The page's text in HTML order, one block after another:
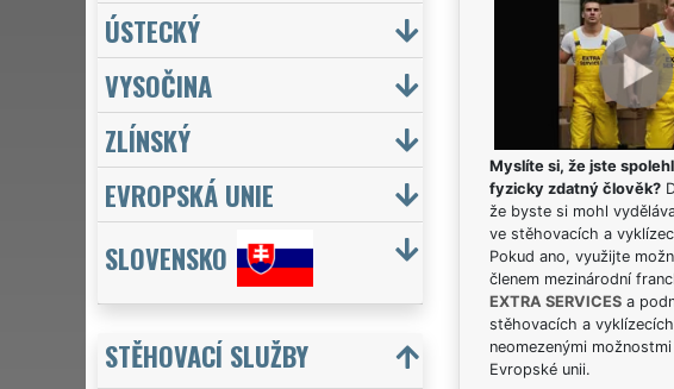
Myslíte si, že jste
fyzicky zdatný člověk?
že byste si mohl
ve stěhovacích a
Pokud ano, využijte
členem mezinárodní
EXTRA SERVICESa
stěhovacích a
neomezenými
Evropské unii.
ÚSTECKÝ
VYSOČINA
ZLÍNSKÝ
EVROPSKÁ UNIE
SLOVENSKO
STĚHOVACÍ SLUŽBY